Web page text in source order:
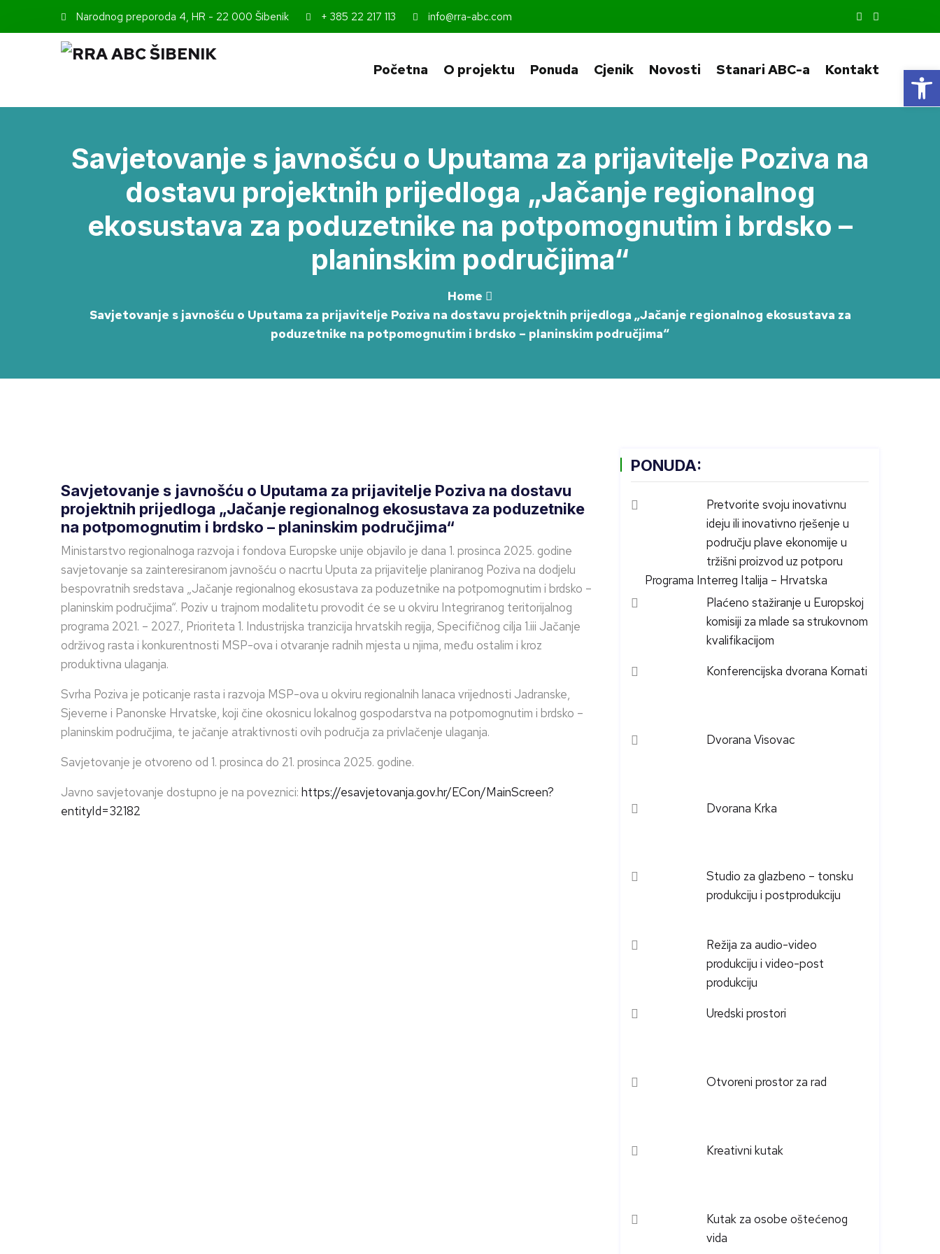
Narodnog preporoda 4, HR - 22 000 Šibenik + 385 22 217 113 info@rra-abc.com
Početna O projektu Ponuda Cjenik Novosti Stanari ABC-a Kontakt
Savjetovanje s javnošću o Uputama za prijavitelje Poziva na
dostavu projektnih prijedloga „Jačanje regionalnog
ekosustava za poduzetnike na potpomognutim i brdsko –
planinskim područjima“
Home
Savjetovanje s javnošću o Uputama za prijavitelje Poziva na dostavu projektnih prijedloga „Jačanje regionalnog ekosustava za
poduzetnike na potpomognutim i brdsko – planinskim područjima“
Savjetovanje s javnošću o Uputama za prijavitelje Poziva na dostavu
projektnih prijedloga „Jačanje regionalnog ekosustava za poduzetnike
na potpomognutim i brdsko – planinskim područjima“
Ministarstvo regionalnoga razvoja i fondova Europske unije objavilo je dana 1. prosinca 2025. godine
savjetovanje sa zainteresiranom javnošću o nacrtu Uputa za prijavitelje planiranog Poziva na dodjelu
bespovratnih sredstava „Jačanje regionalnog ekosustava za poduzetnike na potpomognutim i brdsko –
planinskim područjima“. Poziv u trajnom modalitetu provodit će se u okviru Integriranog teritorijalnog
programa 2021. – 2027., Prioriteta 1. Industrijska tranzicija hrvatskih regija, Specifičnog cilja 1.iii Jačanje
održivog rasta i konkurentnosti MSP-ova i otvaranje radnih mjesta u njima, među ostalim i kroz
produktivna ulaganja.
Svrha Poziva je poticanje rasta i razvoja MSP-ova u okviru regionalnih lanaca vrijednosti Jadranske,
Sjeverne i Panonske Hrvatske, koji čine okosnicu lokalnog gospodarstva na potpomognutim i brdsko –
planinskim područjima, te jačanje atraktivnosti ovih područja za privlačenje ulaganja.
Savjetovanje je otvoreno od 1. prosinca do 21. prosinca 2025. godine.
Javno savjetovanje dostupno je na poveznici: https://esavjetovanja.gov.hr/ECon/MainScreen?
entityId=32182
PONUDA:
Pretvorite svoju inovativnu
ideju ili inovativno rješenje u
području plave ekonomije u
tržišni proizvod uz potporu
Programa Interreg Italija – Hrvatska
Plaćeno stažiranje u Europskoj
komisiji za mlade sa strukovnom
kvalifikacijom
Konferencijska dvorana Kornati
Dvorana Visovac
Dvorana Krka
Studio za glazbeno – tonsku
produkciju i postprodukciju
Režija za audio-video
produkciju i video-post
produkciju
Uredski prostori
Otvoreni prostor za rad
Kreativni kutak
Kutak za osobe oštećenog
vida